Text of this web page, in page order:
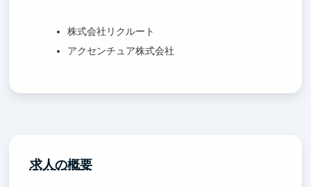
株式会社リクルート
アクセンチュア株式会社
求人の概要